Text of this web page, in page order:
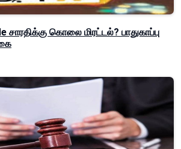
சாரதிக்கு கொலை மிரட்டல்? பாதுகாப்பு